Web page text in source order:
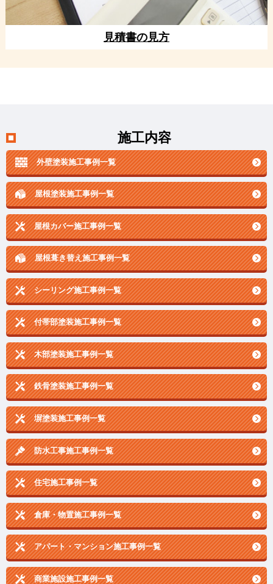
見積書の見方
施工内容
外壁塗装施工事例一覧
屋根塗装施工事例一覧
屋根カバー施工事例一覧
屋根葺き替え施工事例一覧
シーリング施工事例一覧
付帯部塗装施工事例一覧
木部塗装施工事例一覧
鉄骨塗装施工事例一覧
塀塗装施工事例一覧
防水工事施工事例一覧
住宅施工事例一覧
倉庫・物置施工事例一覧
アパート・マンション施工事例一覧
商業施設施工事例一覧